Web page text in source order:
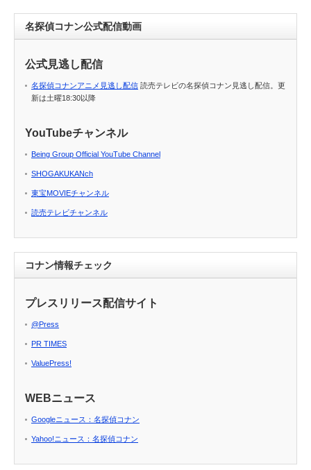
名探偵コナン公式配信動画
公式見逃し配信
名探偵コナンアニメ見逃し配信 読売テレビの名探偵コナン見逃し配信。更
新は土曜18:30以降
YouTubeチャンネル
Being Group Official YouTube Channel
SHOGAKUKANch
東宝MOVIEチャンネル
読売テレビチャンネル
コナン情報チェック
プレスリリース配信サイト
@Press
PR TIMES
ValuePress!
WEBニュース
Googleニュース：名探偵コナン
Yahoo!ニュース：名探偵コナン